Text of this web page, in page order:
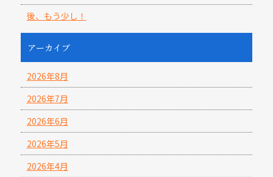
後、もう少し！
アーカイブ
2026年8月
2026年7月
2026年6月
2026年5月
2026年4月